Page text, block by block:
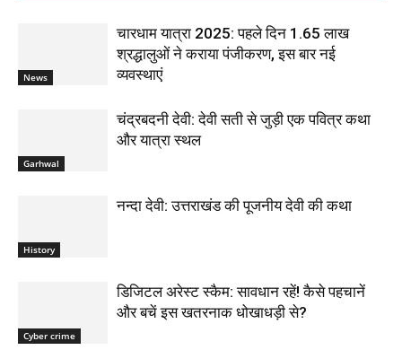
News
चारधाम यात्रा 2025: पहले दिन 1.65 लाख
श्रद्धालुओं ने कराया पंजीकरण, इस बार नई
व्यवस्थाएं
Garhwal
चंद्रबदनी देवी: देवी सती से जुड़ी एक पवित्र कथा
और यात्रा स्थल
History
नन्दा देवी: उत्तराखंड की पूजनीय देवी की कथा
Cyber crime
डिजिटल अरेस्ट स्कैम: सावधान रहें! कैसे पहचानें
और बचें इस खतरनाक धोखाधड़ी से?